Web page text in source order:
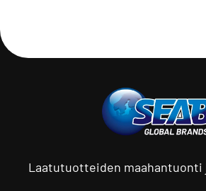
Laatutuotteiden maahantuonti